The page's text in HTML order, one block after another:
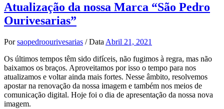
Atualização da nossa Marca “São Pedro
Ourivesarias”
Porsaopedroourivesarias / Data Abril 21, 2021
Os últimos tempos têm sido difíceis, não fugimos à regra, mas não
baixamos os braços. Aproveitamos por isso o tempo para nos
atualizamos e voltar ainda mais fortes. Nesse âmbito, resolvemos
apostar na renovação da nossa imagem e também nos meios de
comunicação digital. Hoje foi o dia de apresentação da nossa nova
imagem.